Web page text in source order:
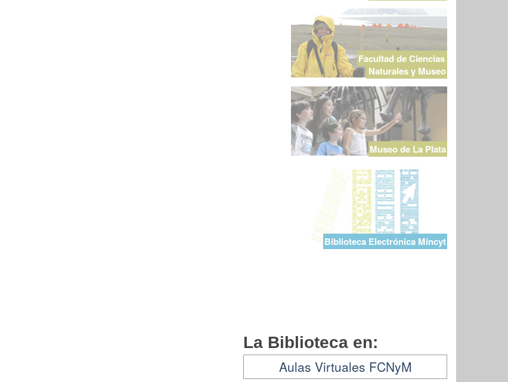
Facultad de Ciencias
Naturales y Museo
Museo de La Plata
Biblioteca Electrónica Mincyt
La Biblioteca en:
Aulas Virtuales FCNyM